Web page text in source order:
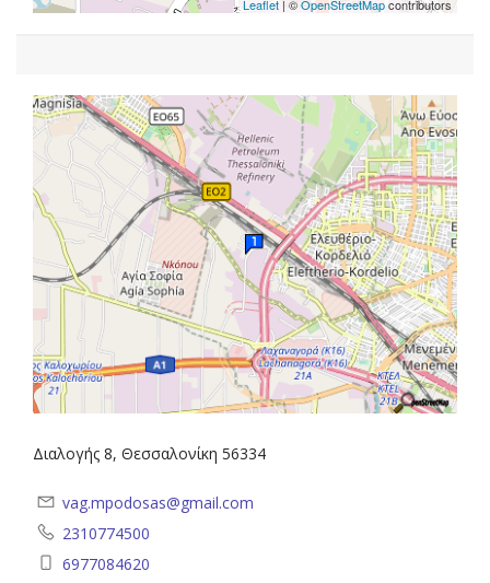
Leaflet | ©OpenStreetMapcontributors
Διαλογής 8, Θεσσαλονίκη 56334
vag.mpodosas@gmail.com
2310774500
6977084620